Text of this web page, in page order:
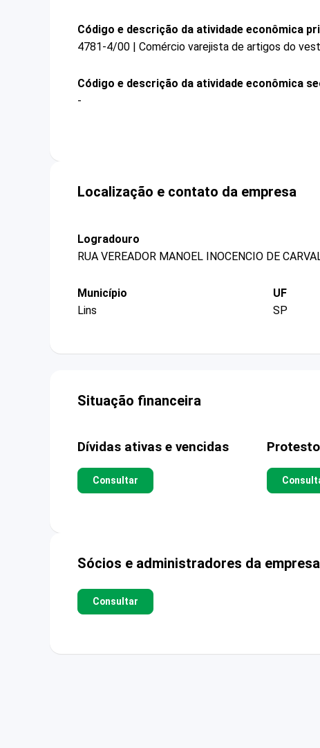
Código e descrição da atividade econômica
4781-4/00 | Comércio varejista de artigos do
Código e descrição da atividade econômica
-
Localização e contato da empresa
Logradouro
RUA VEREADOR MANOEL INOCENCIO DE
Município
Lins
UF
SP
Situação financeira
Dívidas ativas e vencidas
Consultar
Sócios e administradores da empresa
Consultar